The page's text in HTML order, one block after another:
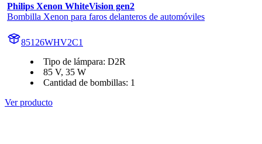
Philips Xenon WhiteVision gen2
Bombilla Xenon para faros delanteros de automóviles
85126WHV2C1
Tipo de lámpara: D2R
85 V, 35 W
Cantidad de bombillas: 1
Ver producto